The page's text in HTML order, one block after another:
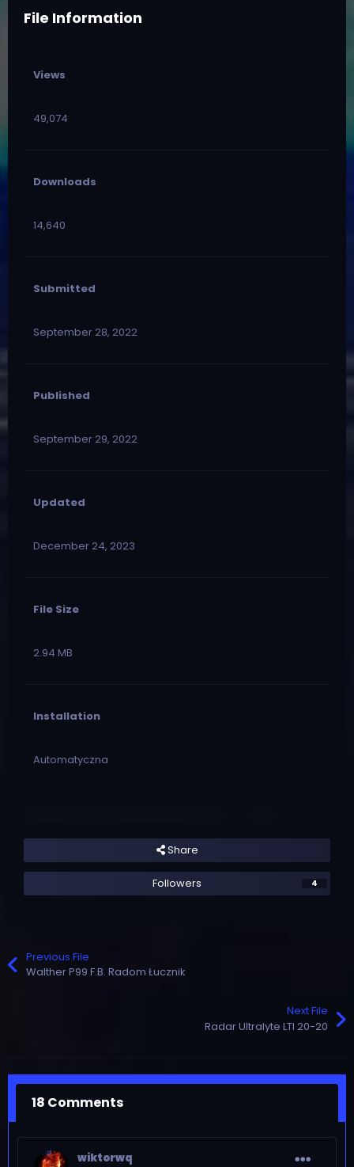
File Information
Views
49,074
Downloads
14,640
Submitted
September 28, 2022
Published
September 29, 2022
Updated
December 24, 2023
File Size
2.94 MB
Installation
Automatyczna
Share
Followers 4
Previous File
Walther P99 F.B. Radom Łucznik
Next File
Radar Ultralyte LTI 20-20
18 Comments
wiktorwq